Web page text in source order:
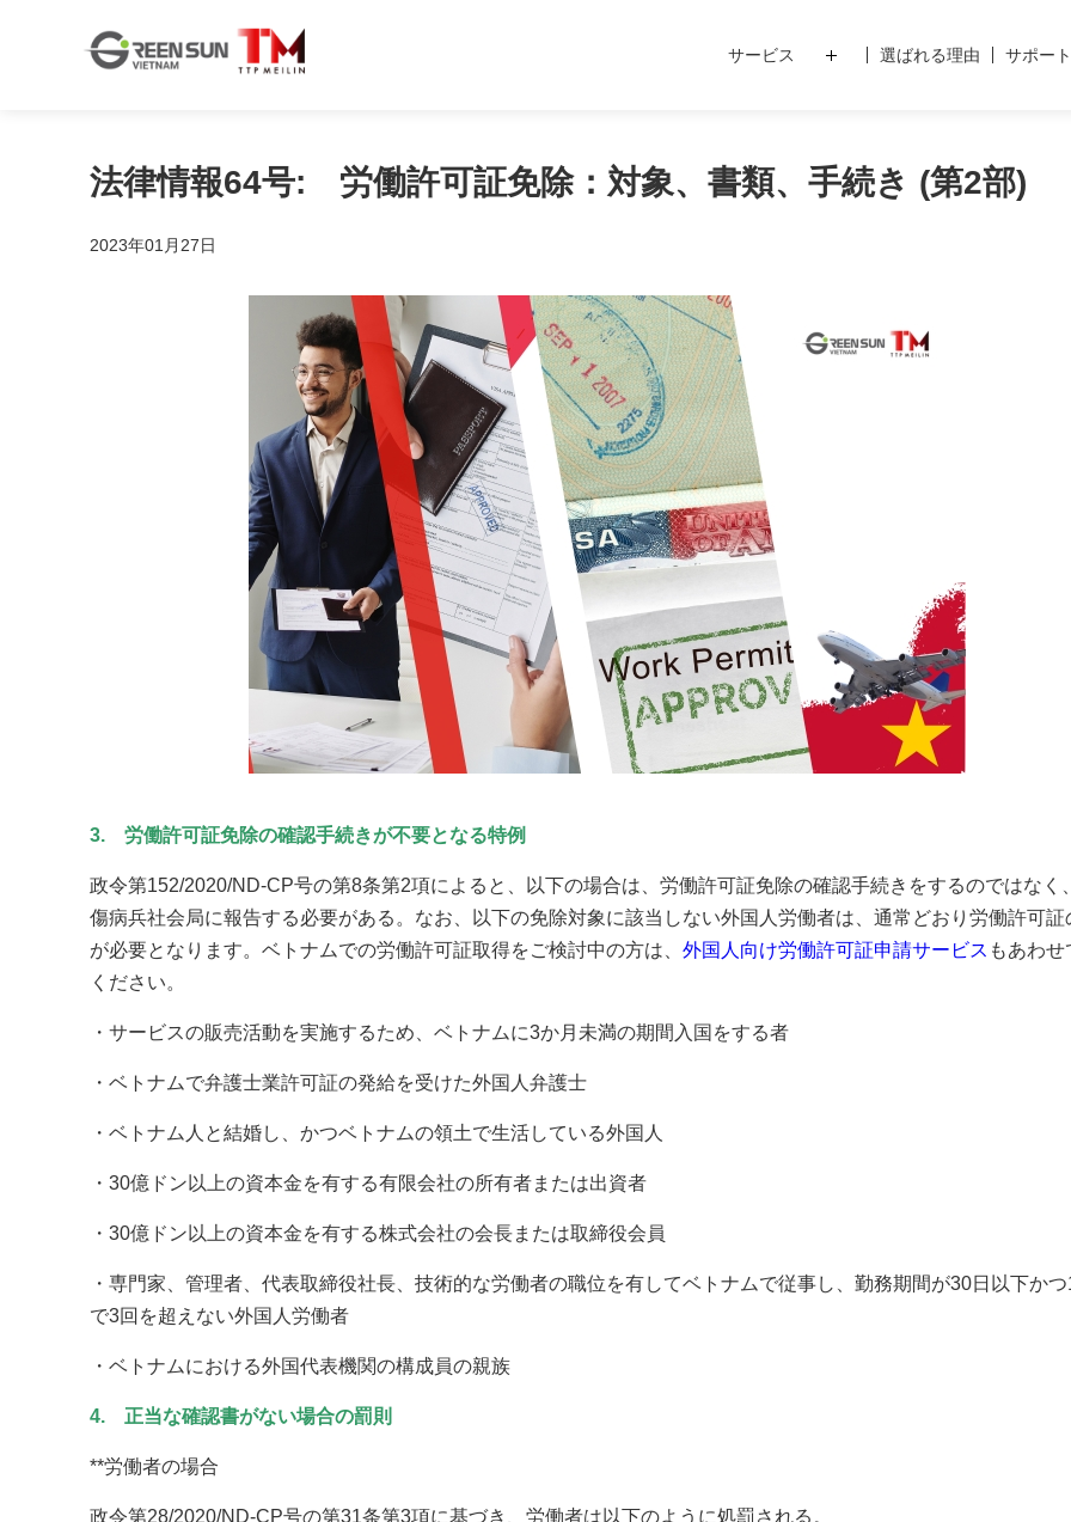
サービス 選ばれる理由 サポー
法律情報64号: 労働許可証免除：対象、書類、手続き (第2部)
2023年01月27日
3. 労働許可証免除の確認手続きが不要となる特例
政令第152/2020/ND-CP号の第8条第2項によると、以下の場合は、労働許可証免除の確認手続きをするのではなく
傷病兵社会局に報告する必要がある。なお、以下の免除対象に該当しない外国人労働者は、通常どおり労働許可証
が必要となります。ベトナムでの労働許可証取得をご検討中の方は、 外国人向け労働許可証申請サービス もあわせ
ください。
・サービスの販売活動を実施するため、ベトナムに3か月未満の期間入国をする者
・ベトナムで弁護士業許可証の発給を受けた外国人弁護士
・ベトナム人と結婚し、かつベトナムの領土で生活している外国人
・30億ドン以上の資本金を有する有限会社の所有者または出資者
・30億ドン以上の資本金を有する株式会社の会長または取締役会員
・専門家、管理者、代表取締役社長、技術的な労働者の職位を有してベトナムで従事し、勤務期間が30日以下かつ
で3回を超えない外国人労働者
・ベトナムにおける外国代表機関の構成員の親族
4. 正当な確認書がない場合の罰則
**労働者の場合
政令第28/2020/ND-CP号の第31条第3項に基づき、労働者は以下のように処罰される。